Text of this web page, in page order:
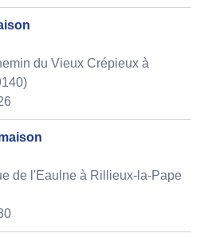
du Vieux Crépieux à
de l'Eaulne à Rillieux-la-Pape